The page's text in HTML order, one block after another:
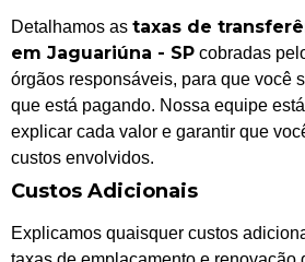
Detalhamos as taxas de
em Jaguariúna - SP cobradas
órgãos responsáveis, para que você
que está pagando. Nossa equipe
explicar cada valor e garantir que
custos envolvidos.
Custos Adicionais
Explicamos quaisquer custos